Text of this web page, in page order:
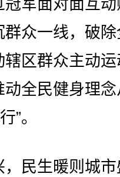
军面对面互
众一线，破
区群众主动
全民健身理念
”。
民生暖则城市